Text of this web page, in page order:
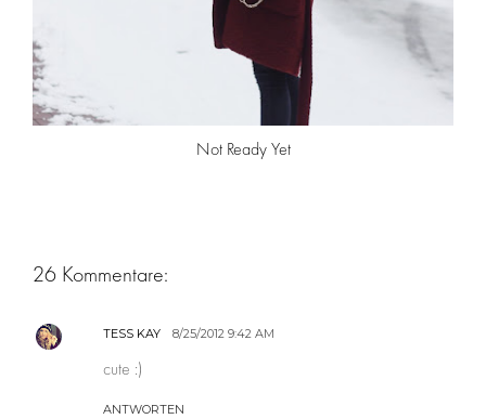
Not Ready Yet
26 Kommentare:
TESS KAY 8/25/2012 9:42 AM
cute :)
ANTWORTEN